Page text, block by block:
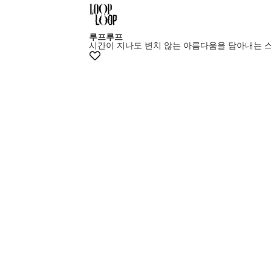
루프루프
시간이 지나도 변치 않는 아름다움을 담아내는